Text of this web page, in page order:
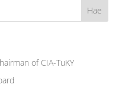
of CIA-TuKY